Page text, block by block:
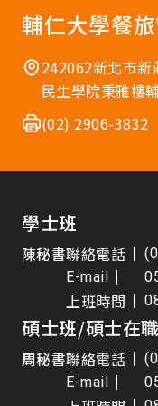
輔仁大學餐
242062新北市
民生學院秉雅樓
(02) 2906-3832
學士班
陳秘書聯絡電話
E-mail
上班時間
碩士班/碩士在
周秘書聯絡電話
E-mail